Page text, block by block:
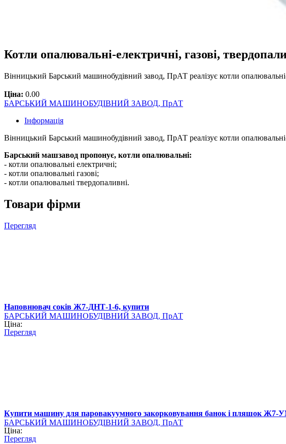
Котли опалювальні-електричні, газові,
Вінницький Барський машинобудівний завод, ПрАТ реалізує котли
Ціна: 0.00
БАРСЬКИЙ МАШИНОБУДІВНИЙ ЗАВОД, ПрАТ
Інформація
Вінницький Барський машинобудівний завод, ПрАТ реалізує котли опалювальні-
Барський машзавод пропонує, котли опалювальні:
- котли опалювальні електричні;
- котли опалювальні газові;
- котли опалювальні твердопаливні.
Товари фірми
Перегляд
Наповнювач соків Ж7-ДНТ-1-6, купити
БАРСЬКИЙ МАШИНОБУДІВНИЙ ЗАВОД, ПрАТ
Ціна:
Перегляд
Купити машину для паровакуумного закорковування банок і пляшок Ж7-
БАРСЬКИЙ МАШИНОБУДІВНИЙ ЗАВОД, ПрАТ
Ціна:
Перегляд